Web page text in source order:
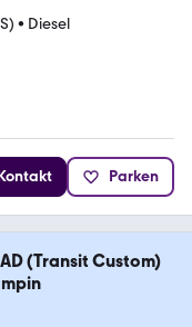
• Diesel
Parken
(Transit Custom)